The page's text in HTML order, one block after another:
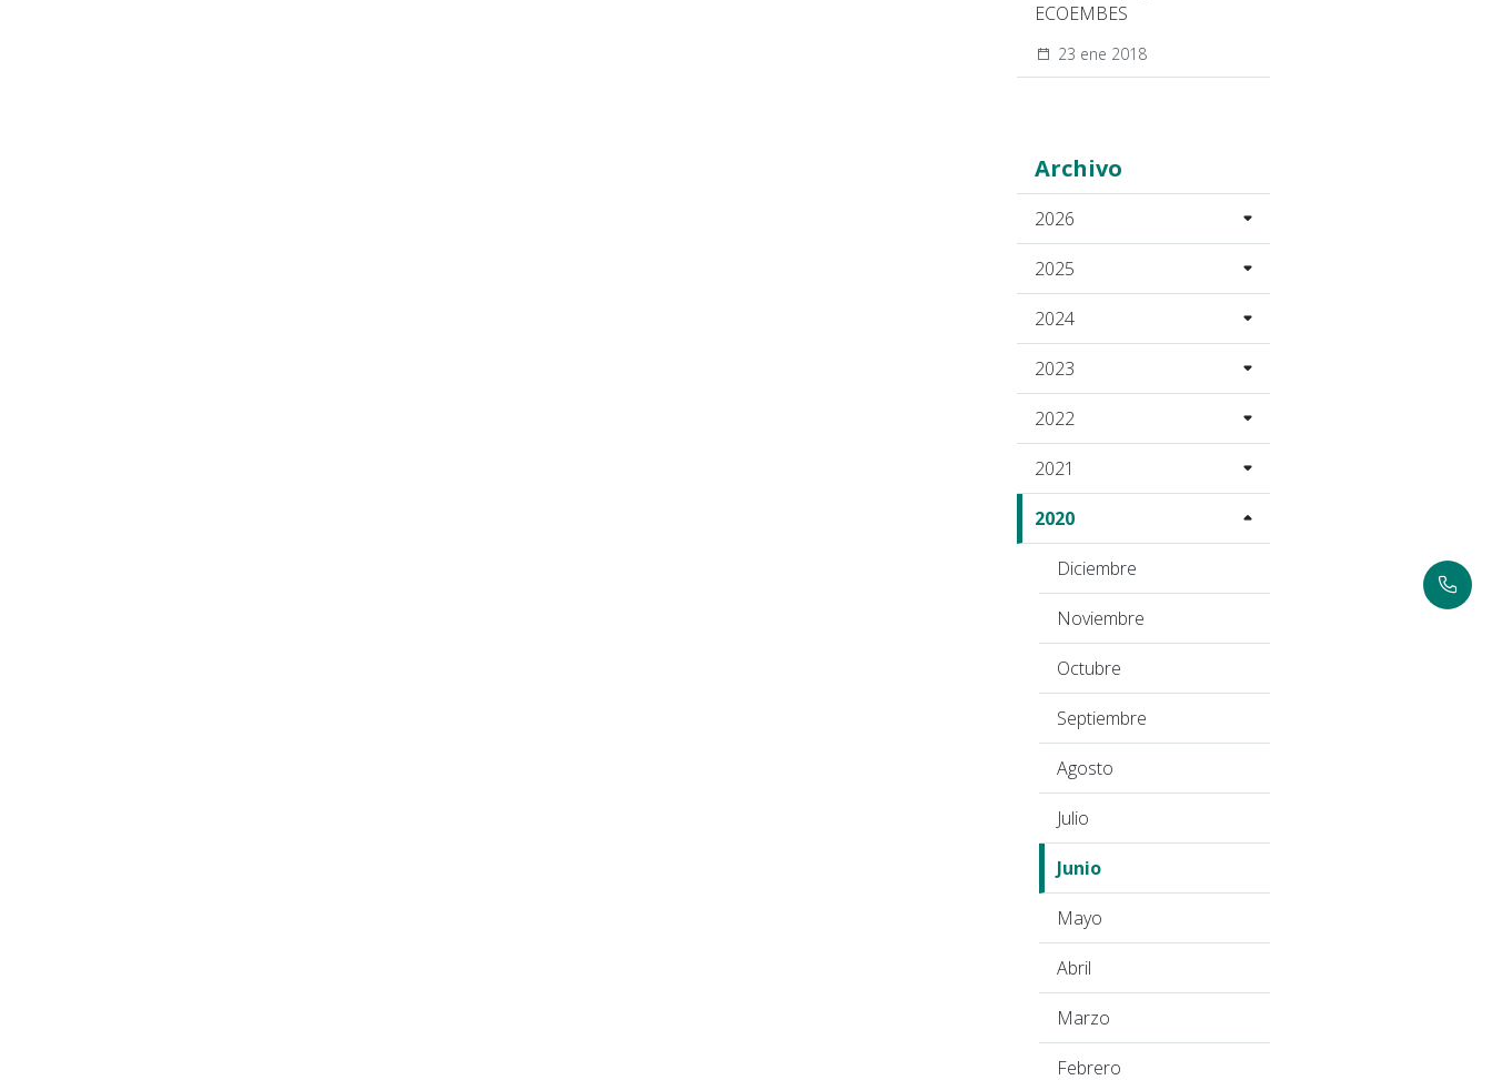
ECOEMBES
23 ene 2018
Archivo
2026
2025
2024
2023
2022
2021
2020
Diciembre
Noviembre
Octubre
Septiembre
Agosto
Julio
Junio
Mayo
Abril
Marzo
Febrero